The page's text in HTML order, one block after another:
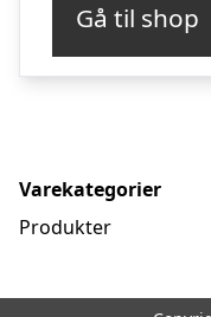
var:
kr.
Gå til shop
Varekategorier
Produkter